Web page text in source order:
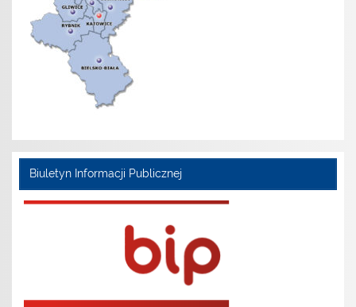
Biuletyn Informacji Publicznej